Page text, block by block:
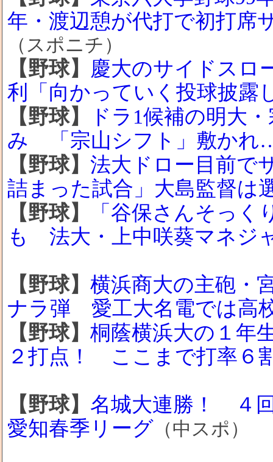
年・渡辺憩が代打で初打
（スポニチ）
【野球】
慶大のサイドスロ
利「向かっていく投球披露
【野球】
ドラ1候補の明大
み 「宗山シフト」敷かれ
【野球】 法大ドロー目前で
詰まった試合」大島監督は
【野球】
「谷保さんそっ
も 法大・上中咲葵マネジ
【野球】 横浜商大の主砲・
ナラ弾 愛工大名電では高
【野球】 桐蔭横浜大の１年
２打点！ ここまで打率６
【野球】 名城大連勝！ ４
愛知春季リーグ （中スポ）